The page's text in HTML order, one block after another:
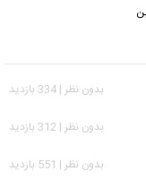
بدون نظر | 334 بازدید
بدون نظر | 312 بازدید
بدون نظر | 551 بازدید